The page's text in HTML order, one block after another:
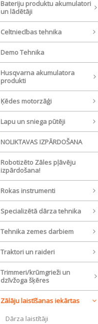
Bateriju produktu akumulatori
un lādētāji
Celtniecības tehnika
Demo Tehnika
Husqvarna akumulatora
produkti
Ķēdes motorzāģi
Lapu un sniega pūtēji
NOLIKTAVAS IZPĀRDOŠANA
Robotizēto Zāles pļāvēju
izpārdošana!
Rokas instrumenti
Specializētā dārza tehnika
Tehnika zemes darbiem
Traktori un raideri
Trimmeri/krūmgrieži un
dzīvžoga šķēres
Zālāju laistīšanas iekārtas
Dārza laistītāji